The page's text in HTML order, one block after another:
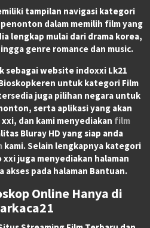
tampilan navigasi kategori
dalam memilih film yang
lengkap mulai dari drama korea,
genre romance dan music.
sebagai website indoxxi Lk21
untuk kategori Film
juga pilihan negara untuk
serta aplikasi yang akan
dan kami menyediakan film
Bluray HD yang siap anda
kami. Selain lengkapnya kategori
juga menyediakan halaman
akses pada halaman Bantuan.
Online Hanya di